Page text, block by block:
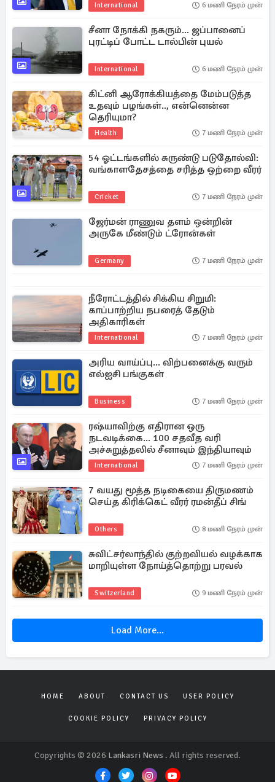
International 6 மணி நேரம் முன்
சீனா நோக்கி நகரும்... ஜப்பானைப்
புரட்டிப் போட்ட டால்பின் புயல்
International 6 மணி நேரம் முன்
கிட்னி ஆரோக்கியத்தை மேம்படுத்த
உதவும் பழங்கள்.., என்னென்ன
தெரியுமா?
Health 7 மணி நேரம் முன்
54 ஓட்டங்களில் சுருண்டு படுதோல்வி:
வங்காளதேசத்தை சரித்த ஒற்றை வீரர்
Cricket 7 மணி நேரம் முன்
ஜேர்மன் ராணுவ தளம் ஒன்றின்
அருகே மீண்டும் ட்ரோன்கள்
Germany 7 மணி நேரம் முன்
நீரோட்டத்தில் சிக்கிய சிறுமி:
காப்பாற்றிய நபரைத் தேடும்
அதிகாரிகள்
International 7 மணி நேரம் முன்
அரிய வாய்ப்பு... விற்பனைக்கு வரும்
எல்ஐசி பங்குகள்
Business 7 மணி நேரம் முன்
ரஷ்யாவிற்கு எதிரான ஒரு
நடவடிக்கை... 100 சதவீத வரி
அச்சுறுத்தலில் சீனாவும் இந்தியாவும்
International 7 மணி நேரம் முன்
7 வயது மூத்த நடிகையை திருமணம்
செய்த கிரிக்கெட் வீரர் ரமன்தீப் சிங்
Others 8 மணி நேரம் முன்
சுவிட்சர்லாந்தில் குற்றவியல் வழக்காக
மாறியுள்ள நோய்த்தொற்று பரவல்
Switzerland 9 மணி நேரம் முன்
Load More...
HOME ABOUT CONTACT US USER POLICY
COOKIE POLICY PRIVACY POLICY
Copyrights © 2026 Lankasri News . All rights reserved.